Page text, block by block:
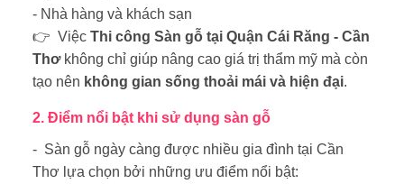
- Nhà hàng và khách sạn
👉 Việc Thi công Sàn gỗ tại Quận Cái Răng - Cần
Thơkhông chỉ giúp nâng cao giá trị thẩm mỹ mà còn
tạo nên không gian sống thoải mái và hiện đại.
2. Điểm nổi bật khi sử dụng sàn gỗ
- Sàn gỗ ngày càng được nhiều gia đình tại Cần
Thơ lựa chọn bởi những ưu điểm nổi bật: